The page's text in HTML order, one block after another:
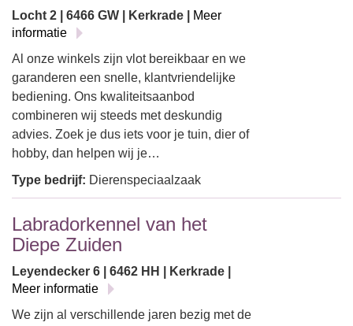
Locht 2 | 6466 GW | Kerkrade |
Meer
informatie
Al onze winkels zijn vlot bereikbaar en we
garanderen een snelle, klantvriendelijke
bediening. Ons kwaliteitsaanbod
combineren wij steeds met deskundig
advies. Zoek je dus iets voor je tuin, dier of
hobby, dan helpen wij je…
Type bedrijf: Dierenspeciaalzaak
Labradorkennel van het
Diepe Zuiden
Leyendecker 6 | 6462 HH | Kerkrade |
Meer informatie
We zijn al verschillende jaren bezig met de